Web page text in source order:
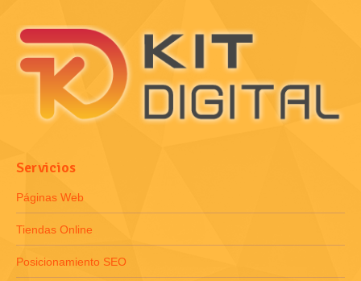
Servicios
Páginas Web
Tiendas Online
Posicionamiento SEO